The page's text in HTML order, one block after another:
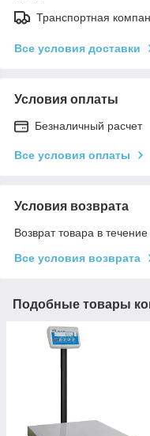
Транспортная
Все условия доставки
Условия оплаты
Безналичный расчет
Все условия оплаты
Условия возврата
Возврат товара в
Все условия возврата
Подобные товары